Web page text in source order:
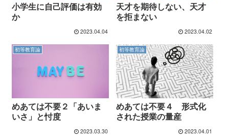
小学生に自己評価は有効
か
2023.04.04
天才を期待しない、天才
を拒まない
2023.04.02
初等教育論
めあては不要２「あいま
いさ」と忖度
2023.03.30
初等教育論
めあては不要４ 形式化
された授業の量産
2023.04.01